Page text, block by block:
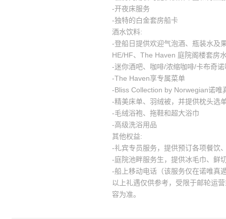
-开夜床服务
-独特的白金套房船卡
酒水饮料:
-登船日提供欢迎气泡酒、瓶装水及
HE/HF、The Haven 庭院阁楼套房
-迷你酒吧、咖啡/浓缩咖啡/卡布奇
-The Haven享专属菜单
-Bliss Collection by Norwegian诺唯
-精美床单、羽绒被，并提供枕头选
-毛绒浴袍、拖鞋和超大浴巾
-高级洗浴用品
其他权益:
-礼宾专员服务，提供预订各项餐饮
-庭院池畔服务生，提供冰毛巾、鲜
-船上移动电话（该服务仅在诺唯真
以上礼遇仅供参考，受限于邮轮运
容为准。